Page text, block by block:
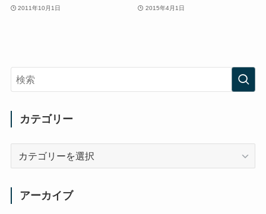
2011年10月1日 2015年4月1日
カテゴリー
アーカイブ